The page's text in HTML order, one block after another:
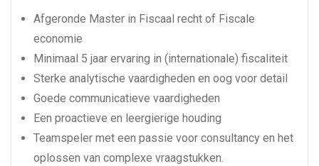
Afgeronde Master in Fiscaal recht of Fiscale
economie
Minimaal 5 jaar ervaring in (internationale) fiscaliteit
Sterke analytische vaardigheden en oog voor detail
Goede communicatieve vaardigheden
Een proactieve en leergierige houding
Teamspeler met een passie voor consultancy en het
oplossen van complexe vraagstukken.